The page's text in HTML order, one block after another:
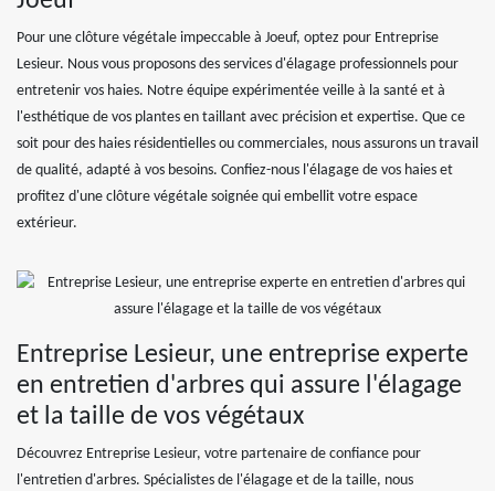
Pour une clôture végétale impeccable à Joeuf, optez pour Entreprise
Lesieur. Nous vous proposons des services d'élagage professionnels pour
entretenir vos haies. Notre équipe expérimentée veille à la santé et à
l'esthétique de vos plantes en taillant avec précision et expertise. Que ce
soit pour des haies résidentielles ou commerciales, nous assurons un travail
de qualité, adapté à vos besoins. Confiez-nous l'élagage de vos haies et
profitez d'une clôture végétale soignée qui embellit votre espace
extérieur.
Entreprise Lesieur, une entreprise experte
en entretien d'arbres qui assure l'élagage
et la taille de vos végétaux
Découvrez Entreprise Lesieur, votre partenaire de confiance pour
l'entretien d'arbres. Spécialistes de l'élagage et de la taille, nous